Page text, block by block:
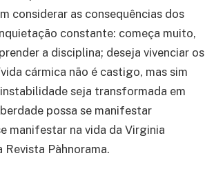
considerar as consequências dos
constante: começa muito,
a disciplina; deseja vivenciar os
cármica não é castigo, mas sim
seja transformada em
possa se manifestar
manifestar na vida da Virginia
Revista Pàhnorama.